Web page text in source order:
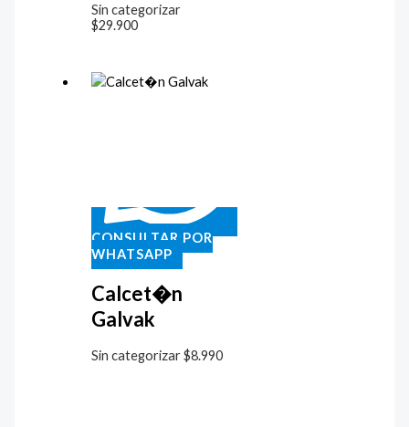
Sin categorizar
$29.900
CONSULTAR POR
WHATSAPP
Calcet�n
Galvak
Sin categorizar$8.990